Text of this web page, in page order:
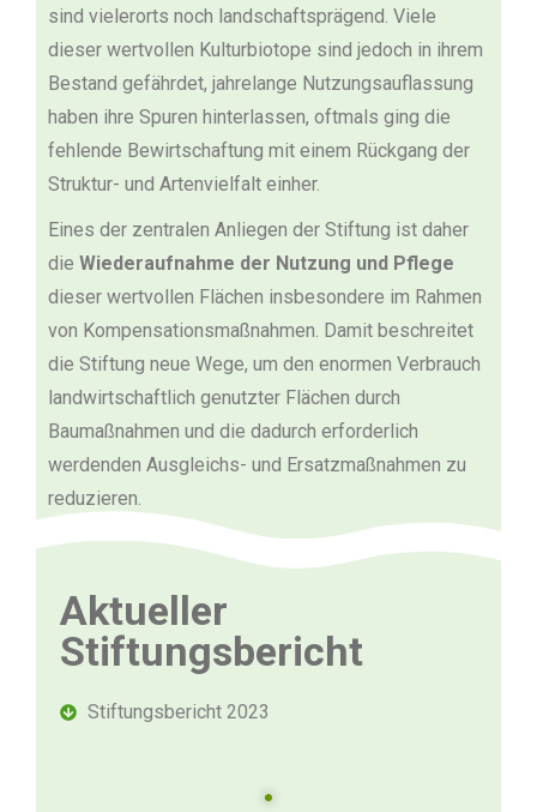
sind vielerorts noch landschaftsprägend. Viele
dieser wertvollen Kulturbiotope sind jedoch in ihrem
Bestand gefährdet, jahrelange Nutzungsauflassung
haben ihre Spuren hinterlassen, oftmals ging die
fehlende Bewirtschaftung mit einem Rückgang der
Struktur- und Artenvielfalt einher.
Eines der zentralen Anliegen der Stiftung ist daher
die Wiederaufnahme der Nutzung und Pflege
dieser wertvollen Flächen insbesondere im Rahmen
von Kompensationsmaßnahmen. Damit beschreitet
die Stiftung neue Wege, um den enormen Verbrauch
landwirtschaftlich genutzter Flächen durch
Baumaßnahmen und die dadurch erforderlich
werdenden Ausgleichs- und Ersatzmaßnahmen zu
reduzieren.
Aktueller
Stiftungsbericht
Stiftungsbericht 2023